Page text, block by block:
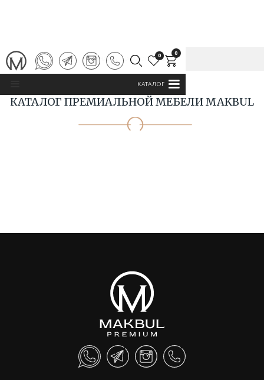
0 0
КАТАЛОГ
ГЛАВНАЯ КАТАЛОГ MAKBUL
КАТАЛОГ ПРЕМИАЛЬНОЙ МЕБЕЛИ MAKBUL